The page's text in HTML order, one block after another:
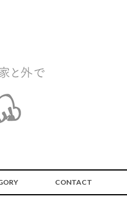
CONTACT